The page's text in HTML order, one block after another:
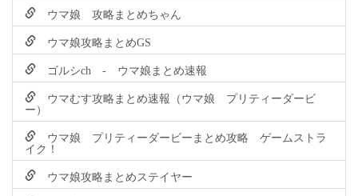
ウマ娘 攻略まとめちゃん
ウマ娘攻略まとめGS
ゴルシch - ウマ娘まとめ速報
ウマむす攻略まとめ速報（ウマ娘 プリティーダービ
ー）
ウマ娘 プリティーダービーまとめ攻略 ゲームストラ
イク！
ウマ娘攻略まとめステイヤー